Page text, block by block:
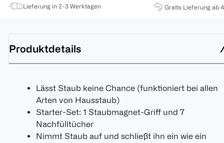
Lieferung in 2-3 Werktagen Gratis Lieferung ab
Produktdetails
Lässt Staub keine Chance (funktioniert bei allen
Arten von Hausstaub)
Starter-Set: 1 Staubmagnet-Griff und 7
Nachfülltücher
Nimmt Staub auf und schließt ihn ein wie ein